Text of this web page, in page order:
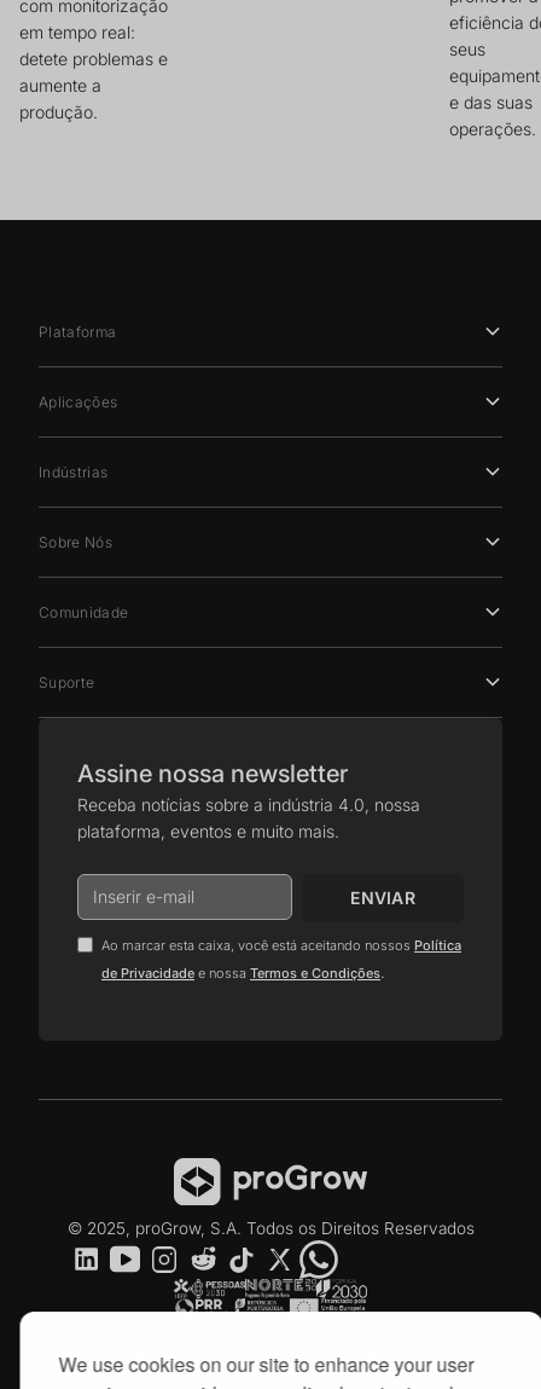
We use cookies on our site to enhance your user
com monitorização
em tempo real:
detete problemas e
aumente a
produção.
eficiência
seus
e das suas
operações.
Plataforma
Aplicações
Indústrias
Sobre Nós
Comunidade
Suporte
Assine nossa newsletter
Receba notícias sobre a indústria 4.0, nossa
plataforma, eventos e muito mais.
Ao marcar esta caixa, você está aceitando nossos Política
de Privacidade e nossa Termos e Condições.
© 2025, proGrow, S.A. Todos os Direitos Reservados